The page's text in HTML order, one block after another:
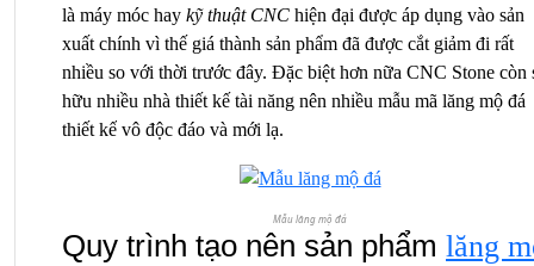
là máy móc hay kỹ thuật CNC hiện đại được áp dụng vào sản
xuất chính vì thế giá thành sản phẩm đã được cắt giảm đi rất
nhiều so với thời trước đây. Đặc biệt hơn nữa CNC Stone còn
hữu nhiều nhà thiết kế tài năng nên nhiều mẫu mã lăng mộ đá
thiết kế vô độc đáo và mới lạ.
Mẫu lăng mộ đá
Quy trình tạo nên sản phẩm lăng